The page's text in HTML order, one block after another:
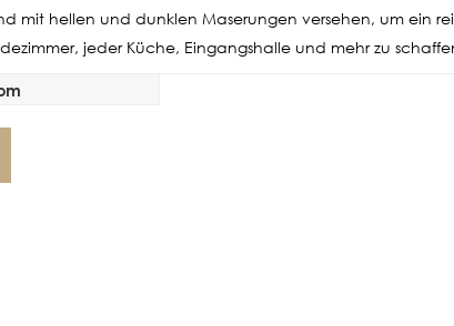
mit hellen und dunklen Maserungen versehen, um ein
jeder Küche, Eingangshalle und mehr zu